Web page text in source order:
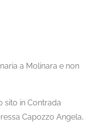
Capozzo
a Molinara e non
sito in Contrada
Capozzo Angela,